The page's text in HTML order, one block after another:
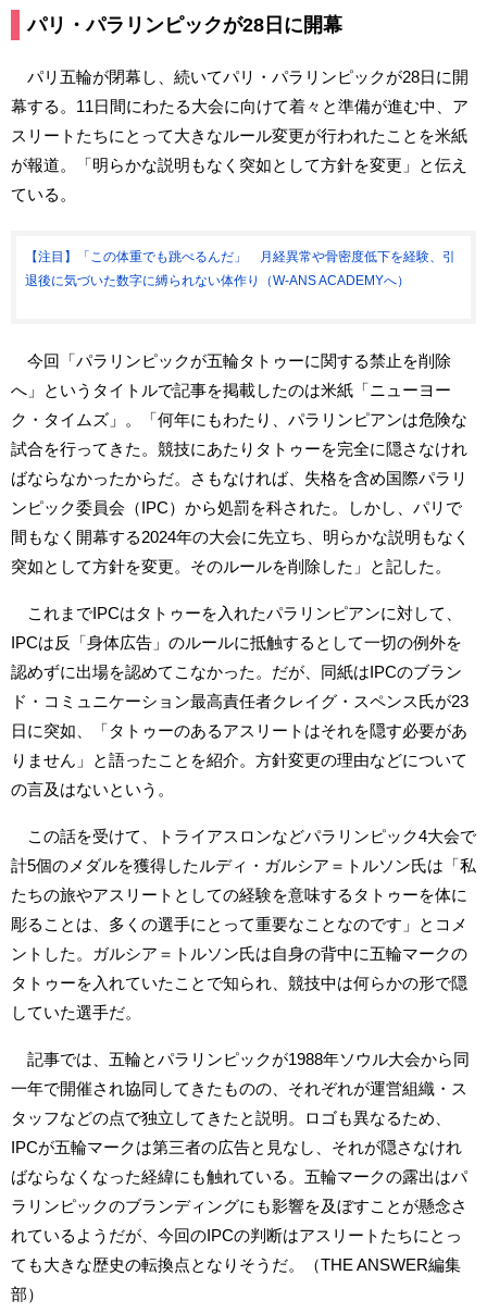
パリ・パラリンピックが28日に開幕
パリ五輪が閉幕し、続いてパリ・パラリンピックが28日に開
幕する。11日間にわたる大会に向けて着々と準備が進む中、ア
スリートたちにとって大きなルール変更が行われたことを米紙
が報道。「明らかな説明もなく突如として方針を変更」と伝え
ている。
【注目】「この体重でも跳べるんだ」 月経異常や骨密度低下を経験、引
退後に気づいた数字に縛られない体作り（W-ANS ACADEMYへ）
今回「パラリンピックが五輪タトゥーに関する禁止を削除
へ」というタイトルで記事を掲載したのは米紙「ニューヨー
ク・タイムズ」。「何年にもわたり、パラリンピアンは危険な
試合を行ってきた。競技にあたりタトゥーを完全に隠さなけれ
ばならなかったからだ。さもなければ、失格を含め国際パラリ
ンピック委員会（IPC）から処罰を科された。しかし、パリで
間もなく開幕する2024年の大会に先立ち、明らかな説明もなく
突如として方針を変更。そのルールを削除した」と記した。
これまでIPCはタトゥーを入れたパラリンピアンに対して、
IPCは反「身体広告」のルールに抵触するとして一切の例外を
認めずに出場を認めてこなかった。だが、同紙はIPCのブラン
ド・コミュニケーション最高責任者クレイグ・スペンス氏が23
日に突如、「タトゥーのあるアスリートはそれを隠す必要があ
りません」と語ったことを紹介。方針変更の理由などについて
の言及はないという。
この話を受けて、トライアスロンなどパラリンピック4大会で
計5個のメダルを獲得したルディ・ガルシア＝トルソン氏は「私
たちの旅やアスリートとしての経験を意味するタトゥーを体に
彫ることは、多くの選手にとって重要なことなのです」とコメ
ントした。ガルシア＝トルソン氏は自身の背中に五輪マークの
タトゥーを入れていたことで知られ、競技中は何らかの形で隠
していた選手だ。
記事では、五輪とパラリンピックが1988年ソウル大会から同
一年で開催され協同してきたものの、それぞれが運営組織・ス
タッフなどの点で独立してきたと説明。ロゴも異なるため、
IPCが五輪マークは第三者の広告と見なし、それが隠さなけれ
ばならなくなった経緯にも触れている。五輪マークの露出はパ
ラリンピックのブランディングにも影響を及ぼすことが懸念さ
れているようだが、今回のIPCの判断はアスリートたちにとっ
ても大きな歴史の転換点となりそうだ。（THE ANSWER編集
部）